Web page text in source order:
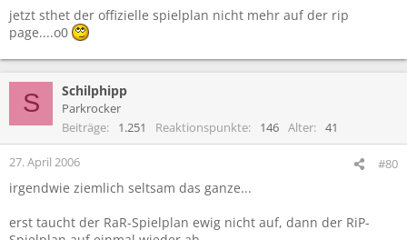
jetzt sthet der offizielle spielplan nicht mehr auf der rip
page....o0
S Schilphipp
Parkrocker
Beiträge
1.251 Reaktionspunkte 146 Alter 41
27. April 2006 #80
irgendwie ziemlich seltsam das ganze...
erst taucht der RaR-Spielplan ewig nicht auf, dann der RiP-